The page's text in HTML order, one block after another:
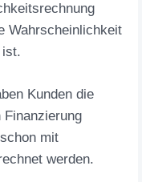
Wahrscheinlichkeit
Kunden die
Finanzierung
mit
werden.